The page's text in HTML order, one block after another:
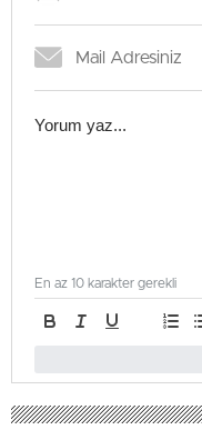
En az 10 karakter gerekli